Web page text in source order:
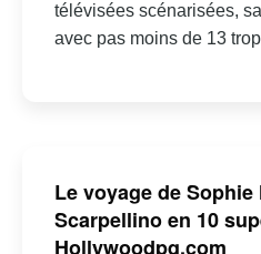
télévisées scénarisées,
avec pas moins de 13
Le voyage de
Scarpellino en 10
Hollywoodpq.com